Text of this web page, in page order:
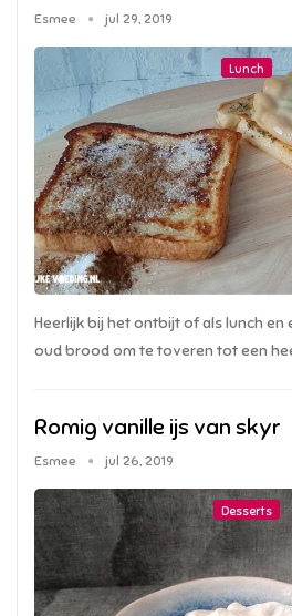
Esmee jul 29, 2019
Lunch
Heerlijk bij het ontbijt of als lunch en
oud brood om te toveren tot een
Romig vanille ijs van skyr
Esmee jul 26, 2019
Desserts